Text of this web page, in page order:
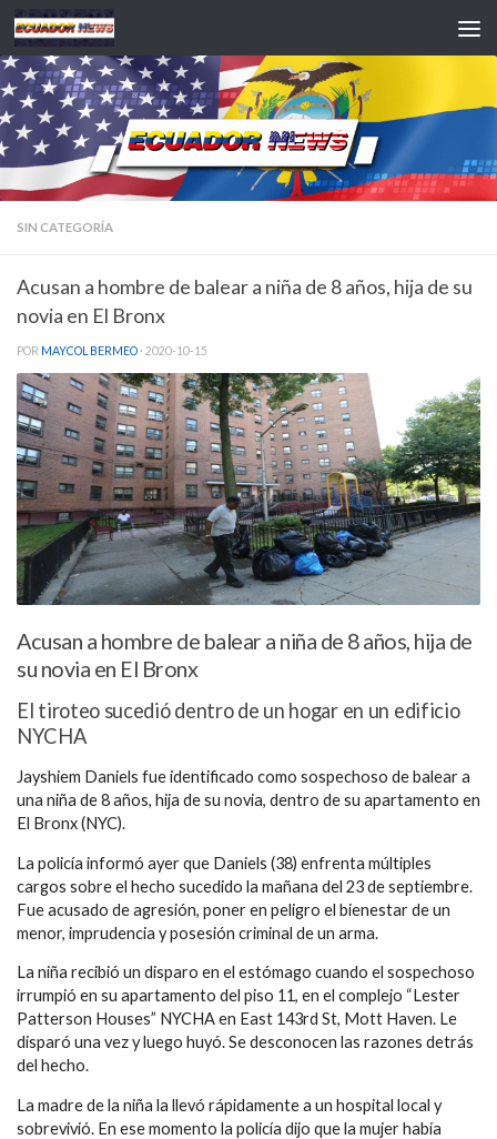
Saltar al contenido
SIN CATEGORÍA
Acusan a hombre de balear a niña de 8 años, hija de su
novia en El Bronx
POR MAYCOL BERMEO · 2020-10-15
Acusan a hombre de balear a niña de 8 años, hija de
su novia en El Bronx
El tiroteo sucedió dentro de un hogar en un edificio
NYCHA
Jayshiem Daniels fue identificado como sospechoso de balear a
una niña de 8 años, hija de su novia, dentro de su apartamento en
El Bronx (NYC).
La policía informó ayer que Daniels (38) enfrenta múltiples
cargos sobre el hecho sucedido la mañana del 23 de septiembre.
Fue acusado de agresión, poner en peligro el bienestar de un
menor, imprudencia y posesión criminal de un arma.
La niña recibió un disparo en el estómago cuando el sospechoso
irrumpió en su apartamento del piso 11, en el complejo “Lester
Patterson Houses” NYCHA en East 143rd St, Mott Haven. Le
disparó una vez y luego huyó. Se desconocen las razones detrás
del hecho.
La madre de la niña la llevó rápidamente a un hospital local y
sobrevivió. En ese momento la policía dijo que la mujer había